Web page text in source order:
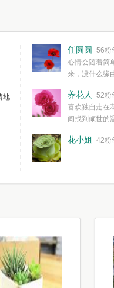
地
任圆圆
56粉
心情会随着简
来，没什么缘
简单愉快的心情，这些都
我们自己复杂了生活和心
养花人
52粉
喜欢独自走在
间找到倾世的
花小姐 42粉